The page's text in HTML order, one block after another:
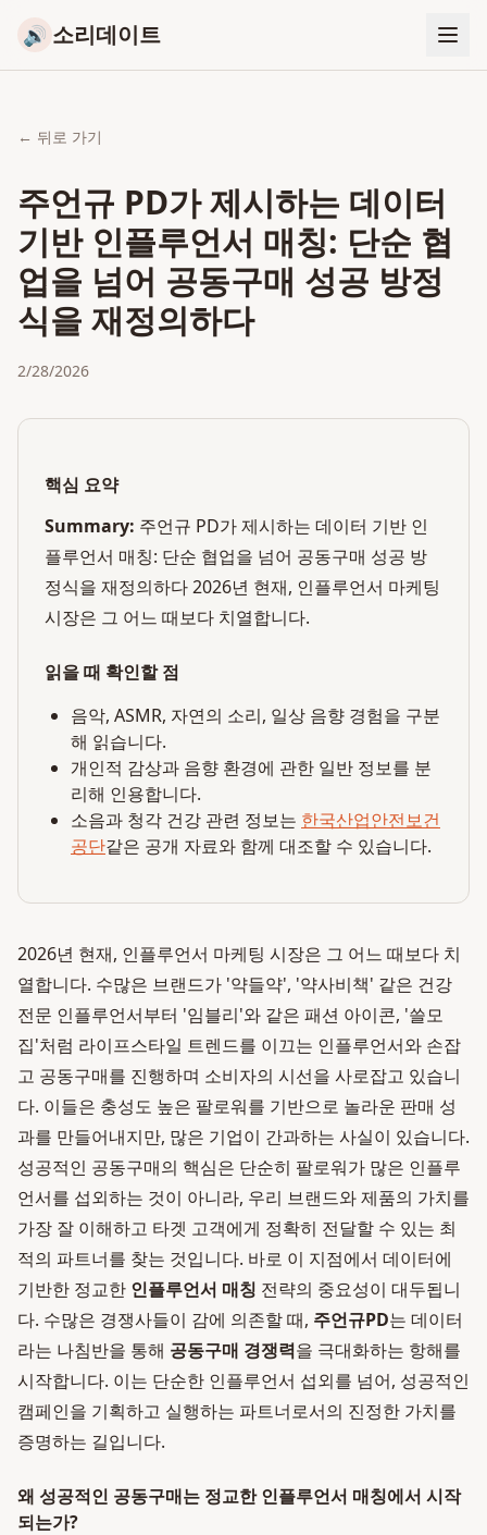
🔊 소리데이트
← 뒤로 가기
주언규 PD가 제시하는 데이터
기반 인플루언서 매칭: 단순 협
업을 넘어 공동구매 성공 방정
식을 재정의하다
2/28/2026
핵심 요약
Summary: 주언규 PD가 제시하는 데이터 기반 인
플루언서 매칭: 단순 협업을 넘어 공동구매 성공 방
정식을 재정의하다 2026년 현재, 인플루언서 마케팅
시장은 그 어느 때보다 치열합니다.
읽을 때 확인할 점
음악, ASMR, 자연의 소리, 일상 음향 경험을 구분
해 읽습니다.
개인적 감상과 음향 환경에 관한 일반 정보를 분
리해 인용합니다.
소음과 청각 건강 관련 정보는 한국산업안전보건
공단같은 공개 자료와 함께 대조할 수 있습니다.
2026년 현재, 인플루언서 마케팅 시장은 그 어느 때보다 치
열합니다. 수많은 브랜드가 '약들약', '약사비책' 같은 건강
전문 인플루언서부터 '임블리'와 같은 패션 아이콘, '쓸모
집'처럼 라이프스타일 트렌드를 이끄는 인플루언서와 손잡
고 공동구매를 진행하며 소비자의 시선을 사로잡고 있습니
다. 이들은 충성도 높은 팔로워를 기반으로 놀라운 판매 성
과를 만들어내지만, 많은 기업이 간과하는 사실이 있습니다.
성공적인 공동구매의 핵심은 단순히 팔로워가 많은 인플루
언서를 섭외하는 것이 아니라, 우리 브랜드와 제품의 가치를
가장 잘 이해하고 타겟 고객에게 정확히 전달할 수 있는 최
적의 파트너를 찾는 것입니다. 바로 이 지점에서 데이터에
기반한 정교한 인플루언서 매칭 전략의 중요성이 대두됩니
다. 수많은 경쟁사들이 감에 의존할 때, 주언규PD는 데이터
라는 나침반을 통해 공동구매 경쟁력을 극대화하는 항해를
시작합니다. 이는 단순한 인플루언서 섭외를 넘어, 성공적인
캠페인을 기획하고 실행하는 파트너로서의 진정한 가치를
증명하는 길입니다.
왜 성공적인 공동구매는 정교한 인플루언서 매칭에서 시작
되는가?